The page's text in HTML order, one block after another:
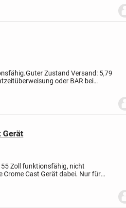
Guter Zustand Versand: 5,79
oder BAR bei
Gerät
Zoll funktionsfähig, nicht
Crome Cast Gerät dabei. Nur für